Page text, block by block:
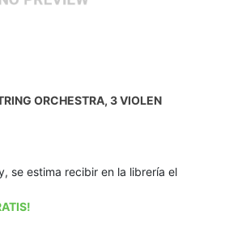
ORCHESTRA, 3 VIOLEN
se estima recibir en la librería el